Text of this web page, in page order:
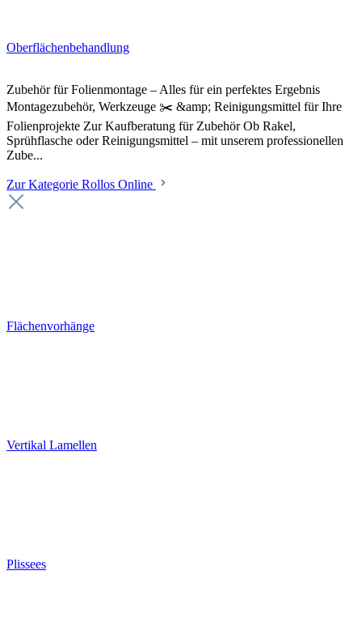
Oberflächenbehandlung
Zubehör für Folienmontage – Alles für ein perfektes Ergebnis
Montagezubehör, Werkzeuge ✂️ &amp; Reinigungsmittel für Ihre
Folienprojekte Zur Kaufberatung für Zubehör Ob Rakel,
Sprühflasche oder Reinigungsmittel – mit unserem professionellen
Zube...
Zur Kategorie Rollos Online
Flächenvorhänge
Vertikal Lamellen
Plissees